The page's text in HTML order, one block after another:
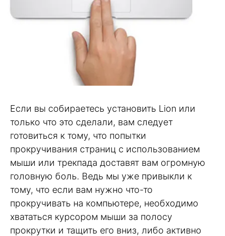
Если вы собираетесь установить Lion или
только что это сделали, вам следует
готовиться к тому, что попытки
прокручивания страниц с использованием
мыши или трекпада доставят вам огромную
головную боль. Ведь мы уже привыкли к
тому, что если вам нужно что-то
прокручивать на компьютере, необходимо
хвататься курсором мыши за полосу
прокрутки и тащить его вниз, либо активно